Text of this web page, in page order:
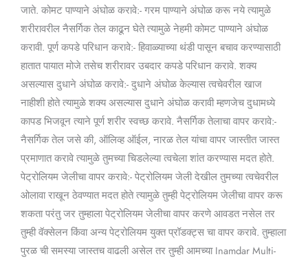
जाते. कोमट पाण्याने अंघोळ करावे:- गरम पाण्याने अंघोळ करू नये त्यामुळे
शरीरावरील नैसर्गिक तेल काढून घेते त्यामुळे नेहमी कोमट पाण्याने अंघोळ
करावी. पूर्ण कपडे परिधान करावे:- हिवाळ्याच्या थंडी पासून बचाव करण्यासाठी
हातात पायात मोजे तसेच शरीरावर उबदार कपडे परिधान करावे. शक्य
असल्यास दुधाने अंघोळ करावे:- दुधाने अंघोळ केल्यास त्वचेवरील खाज
नाहीशी होते त्यामुळे शक्य असल्यास दुधाने अंघोळ करावी म्हणजेच दुधामध्ये
कापड भिजवून त्याने पूर्ण शरीर स्वच्छ करावे. नैसर्गिक तेलाचा वापर करावे:-
नैसर्गिक तेल जसे की, ऑलिव्ह ऑईल, नारळ तेल यांचा वापर जास्तीत जास्त
प्रमाणात करावे त्यामुळे तुमच्या चिडलेल्या त्वचेला शांत करण्यास मदत होते.
पेट्रोलियम जेलीचा वापर करावे:- पेट्रोलियम जेली देखील तुमच्या त्वचेवरील
ओलावा राखून ठेवण्यात मदत होते त्यामुळे तुम्ही पेट्रोलियम जेलीचा वापर करू
शकता परंतु जर तुम्हाला पेट्रोलियम जेलीचा वापर करणे आवडत नसेल तर
तुम्ही वॅक्सेलन किंवा अन्य पेट्रोलियम युक्त प्रॉडक्ट्स चा वापर करावे. तुम्हाला
पुरळ ची समस्या जास्तच वाढली असेल तर तुम्ही आमच्या Inamdar Multi-